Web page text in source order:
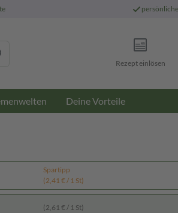
persönliche
Rezept einlösen
Deine Vorteile
Spartipp
(2,41 € / 1 St)
(2,61 € / 1 St)